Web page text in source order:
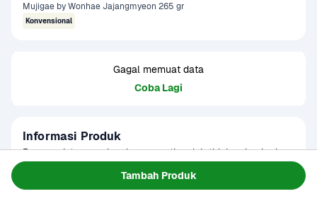
Tambah Produk
Mujigae by Wonhae Jajangmyeon 265 gr
Konvensional
Gagal memuat data
Coba Lagi
Informasi Produk
Para pecinta masakan korea pasti sudah tidak asing lagi
ini identik dengan Black Day yang merupakan perayaan